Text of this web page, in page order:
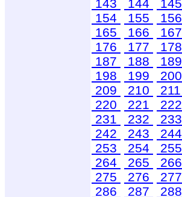
143
144 145
154
155 156
165
166 167
176
177 178
187
188 189
198
199 200
209
210 211
220
221 222
231
232 233
242
243 244
253
254 255
264
265 266
275
276 277
286
287 288